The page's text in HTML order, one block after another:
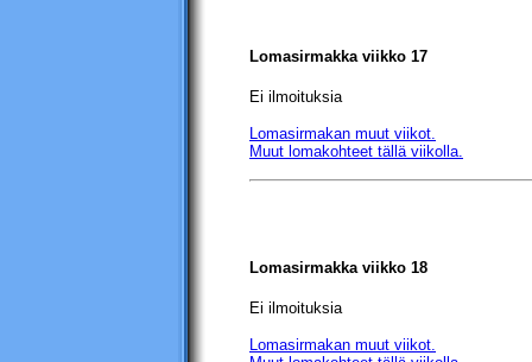
Lomasirmakka viikko 17
Ei ilmoituksia
Lomasirmakan muut viikot.
Muut lomakohteet tällä viikolla.
Lomasirmakka viikko 18
Ei ilmoituksia
Lomasirmakan muut viikot.